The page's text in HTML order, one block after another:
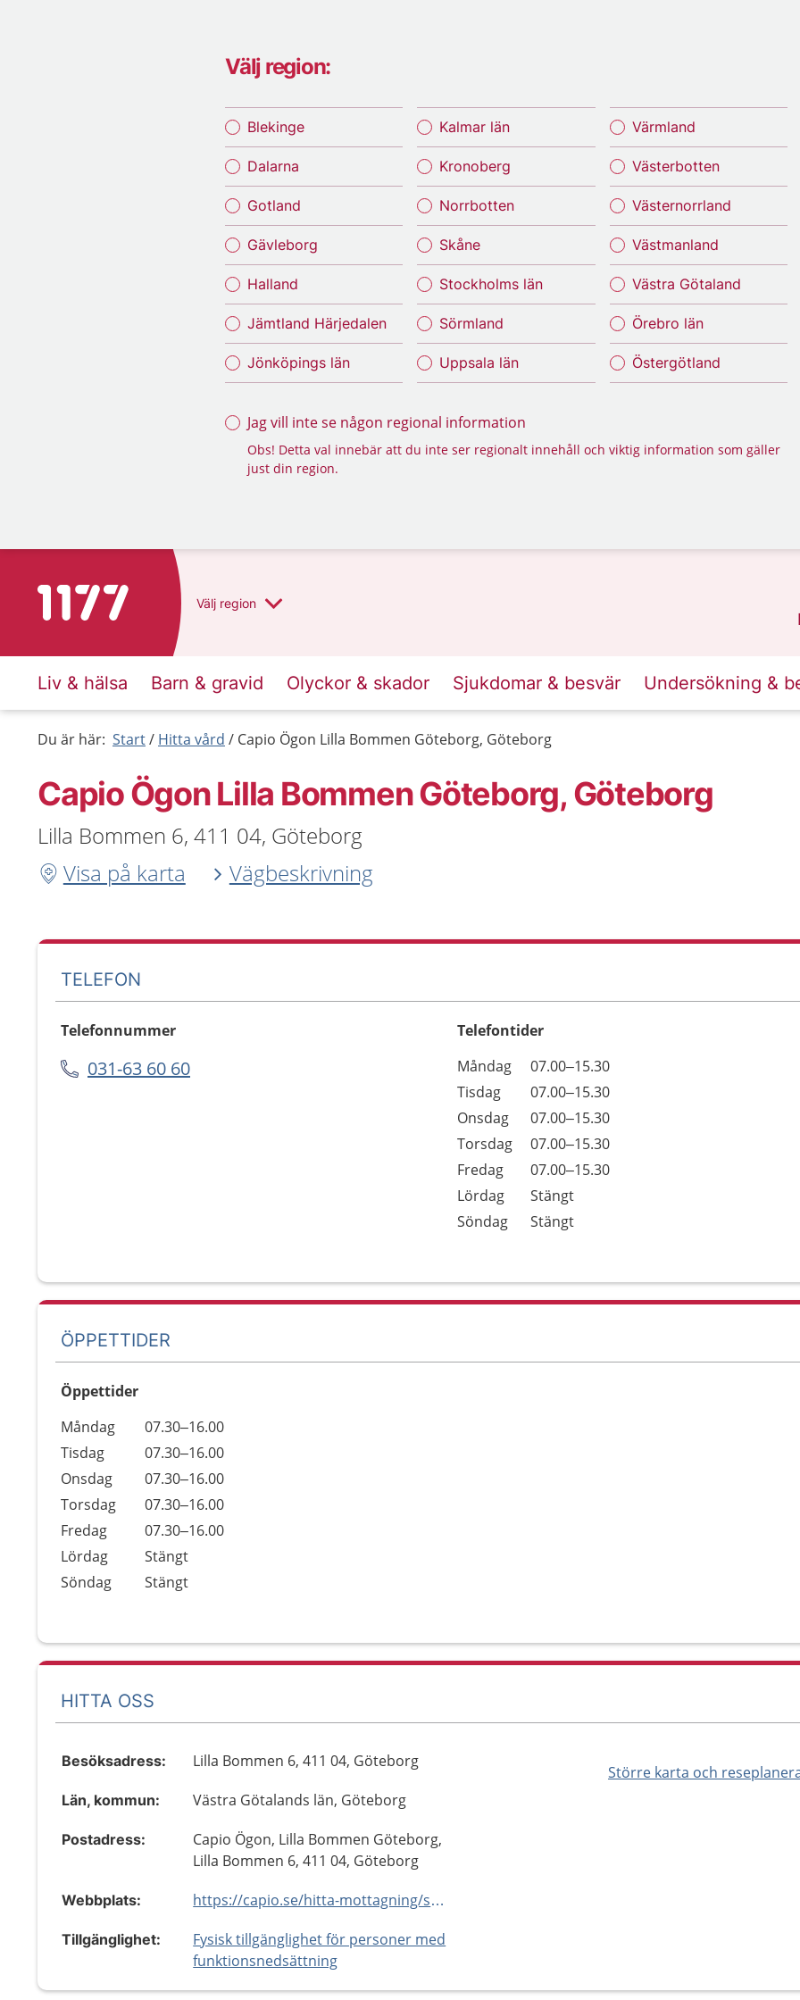
Välj region:
Blekinge
Dalarna
Gotland
Gävleborg
Halland
Jämtland Härjedalen
Jönköpings län
Kalmar län
Kronoberg
Norrbotten
Skåne
Stockholms län
Sörmland
Uppsala län
Värmland
Västerbotten
Västernorrland
Västmanland
Västra Götaland
Örebro län
Östergötland
Jag vill inte se någon regional information
Obs! Detta val innebär att du inte ser regionalt innehåll och viktig information som gäller
just din region.
Till startsidan för 1177 Välj region
Liv & hälsa Barn & gravid Olyckor & skador Sjukdomar & besvär Undersökning &
Du är här: Start Hitta vård Capio Ögon Lilla Bommen Göteborg, Göteborg
Capio Ögon Lilla Bommen Göteborg, Göteborg
Lilla Bommen 6, 411 04, Göteborg
Visa på karta
Vägbeskrivning
TELEFON
Telefonnummer
031-63 60 60
Telefontider
Dag
Öppettider
Kommentarer
Måndag
07.00–15.30
Tisdag
07.00–15.30
Onsdag
07.00–15.30
Torsdag
07.00–15.30
Fredag
07.00–15.30
Lördag
Stängt
Söndag
Stängt
ÖPPETTIDER
Öppettider
Dag
Öppettider
Kommentarer
Måndag
07.30–16.00
Tisdag
07.30–16.00
Onsdag
07.30–16.00
Torsdag
07.30–16.00
Fredag
07.30–16.00
Lördag
Stängt
Söndag
Stängt
HITTA OSS
Större karta och
Besöksadress: Lilla Bommen 6, 411 04, Göteborg
Län, kommun: Västra Götalands län, Göteborg
Postadress:
Capio Ögon, Lilla Bommen Göteborg,
Lilla Bommen 6, 411 04, Göteborg
Webbplats: https://capio.se/hitta-mottagning/specialistvard/ogon/goteborg/
Tillgänglighet:
Fysisk tillgänglighet för personer med
funktionsnedsättning